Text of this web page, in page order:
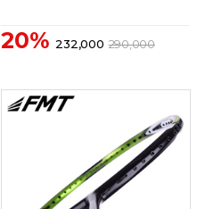
20% 232,000 290,000